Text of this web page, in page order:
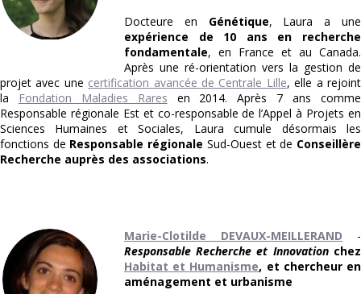
Docteure en Génétique, Laura a une
expérience de 10 ans en recherche
fondamentale, en France et au Canada.
Après une ré-orientation vers la gestion de
projet avec une certification avancée de Centrale Lille, elle a rejoint
la
Fondation Maladies Rares en 2014. Après 7 ans comme
Responsable régionale Est et co-responsable de l’Appel à Projets en
Sciences Humaines et Sociales, Laura cumule désormais les
fonctions de Responsable régionale Sud-Ouest et de Conseillère
Recherche auprès des associations.
Marie-Clotilde DEVAUX-MEILLERAND -
Responsable Recherche et Innovation chez
Habitat et Humanisme, et chercheur en
aménagement et urbanisme